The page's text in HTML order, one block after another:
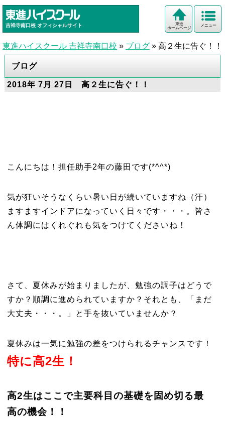
吉祥寺南口校 オフィシャルサイト メニュー
東進
ホームページ
東進ハイスクール 吉祥寺南口校 » ブログ » 高２生に告ぐ！！
ブログ
2018年 7月 27日 高２生に告ぐ！！
こんにちは！担任助手2年の藤田です(*^^*)
気が狂いそうなくらい暑い日が続いていますね（汗）
ますますインドアになっていく日々です・・・。皆さ
ん体調にはくれぐれも気をつけてくださいね！
さて、夏休みが始まりましたが、勉強の調子はどうで
すか？順調に進められていますか？それとも、「まだ
大丈夫・・・。」と手を抜いていませんか？
夏休みは一気に勉強の差をつけられるチャンスです！
特に高2生！
高2生はここで主要科目の基礎を固め切る最
高の機会！！